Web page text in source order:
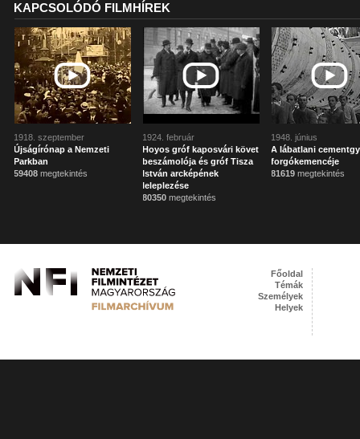
KAPCSOLÓDÓ FILMHÍREK
1918. szeptember
Újságírónap a Nemzeti
Parkban
59408 megtekintés
1924. február
Hoyos gróf kaposvári követ
beszámolója és gróf Tisza
István arcképének
leleplezése
80350 megtekintés
1948. június
A lábatlani
forgókemencéje
81619 megtekintés
Főoldal
Témák
Személyek
Helyek